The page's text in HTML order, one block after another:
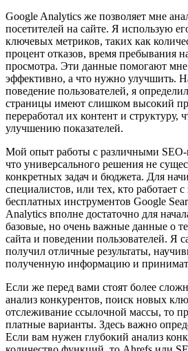
Google Analytics же позволяет мне
посетителей на сайте. Я использую
ключевых метриков, таких как
процент отказов, время пребывания
просмотра. Эти данные помогают мне
эффективно, а что нужно улучшить.
поведение пользователей, я
страницы имеют слишком высокий
переработал их контент и структуру,
улучшению показателей.
Мой опыт работы с различными SEO-
что универсального решения не
конкретных задач и бюджета. Для
специалистов, или тех, кто работает
бесплатных инструментов Google
Analytics вполне достаточно для
базовые, но очень важные данные о
сайта и поведении пользователей. Я
получил отличные результаты,
полученную информацию и
Если же перед вами стоят более
анализ конкурентов, поиск новых
отслеживание ссылочной массы, то
платные варианты. Здесь важно
Если вам нужен глубокий анализ